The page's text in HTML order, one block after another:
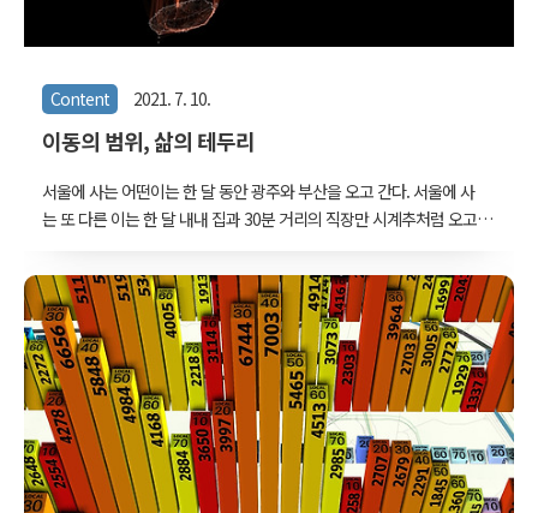
Content 2021. 7. 10.
이동의 범위, 삶의 테두리
서울에 사는 어떤이는 한 달 동안 광주와 부산을 오고 간다. 서울에 사
는 또 다른 이는 한 달 내내 집과 30분 거리의 직장만 시계추처럼 오고
온다. 신나는 여행길이다. 또 다른 이는 한달 내내 전국을 돌며 물건을
팔지만 그에게는 그 여정이 힘든 외근길에 불과하다. 이동은 자유일 수
도 있고, 동시에 이동은 속박일 수도 있다. 이동에 담긴 각자의 사연은
쉽사리 알아낼 수 없지만, 어디로 다녀갔는지는 일단 그려볼 수 있다.
이 글에서는 KT 휴대폰 위치데이터로 사람들이 각자 한 달간 다녀간
권역들을 겹쳐 그려봤다. 어떤 사람이 한 달 동안 다녀간 곳들을 점으
로 표시하면 위와 같은 그림을 그릴 수 있다. 그리고 그 점들을 온전히
포함하는 볼..